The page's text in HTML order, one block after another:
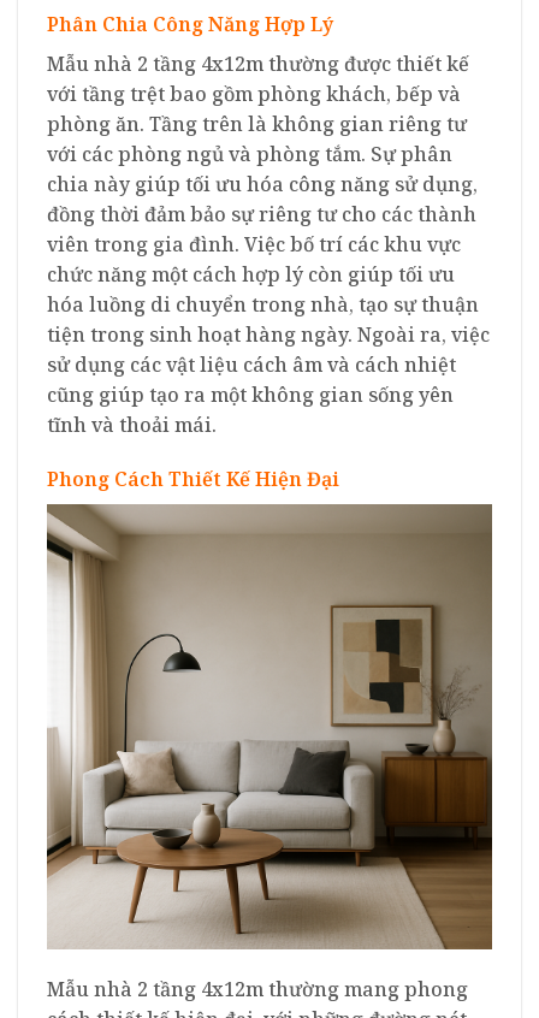
Phân Chia Công Năng Hợp Lý
Mẫu nhà 2 tầng 4x12m thường được thiết kế
với tầng trệt bao gồm phòng khách, bếp và
phòng ăn. Tầng trên là không gian riêng tư
với các phòng ngủ và phòng tắm. Sự phân
chia này giúp tối ưu hóa công năng sử dụng,
đồng thời đảm bảo sự riêng tư cho các thành
viên trong gia đình. Việc bố trí các khu vực
chức năng một cách hợp lý còn giúp tối ưu
hóa luồng di chuyển trong nhà, tạo sự thuận
tiện trong sinh hoạt hàng ngày. Ngoài ra, việc
sử dụng các vật liệu cách âm và cách nhiệt
cũng giúp tạo ra một không gian sống yên
tĩnh và thoải mái.
Phong Cách Thiết Kế Hiện Đại
Mẫu nhà 2 tầng 4x12m thường mang phong